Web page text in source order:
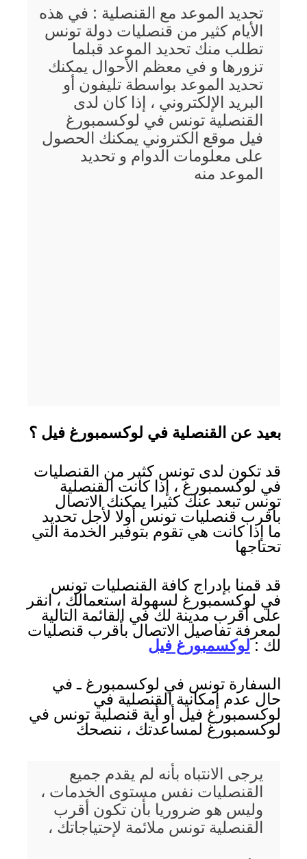
تحديد الموعد مع القنصلية : في هذه
الأيام كثير من قنصليات دولة تونس
تطلب منك تحديد الموعد قبلما
تزورها و في معظم الأحوال يمكنك
تحديد الموعد بواسطة تليفون أو
البريد الإلكتروني ، إذا كان لدى
القنصلية تونس في لوكسمبورغ
فيل موقع الكتروني يمكنك الحصول
على معلومات الدوام و تحديد
الموعد منه
بعيد عن القنصلية في لوكسمبورغ فيل ؟
قد تكون لدى تونس كثير من القنصليات
في لوكسمبورغ ، إذا كانت القنصلية
تونس تبعد عنك كثيرا يمكنك الاتصال
بأقرب قنصليات تونس أولا لأجل تحديد
ما إذا كانت هي تقوم بتوفير الخدمة التي
تحتاجها
قد قمنا بإدراج كافة القنصليات تونس
في لوكسمبورغ لسهولة استعمالك ، انقر
على أقرب مدينة لك في القائمة التالية
لمعرفة تفاصيل الاتصال بأقرب قنصليات
لك :لوكسمبورغ فيل
السفارة تونس في لوكسمبورغ ـ في
حال عدم إمكانية القنصلية في
لوكسمبورغ فيل أو أية قنصلية تونس في
لوكسمبورغ لمساعدتك ، ننصحك
يرجى الانتباه بأنه لم يقدم جميع
القنصليات نفس مستوى الخدمات ،
وليس هو ضروريا بأن تكون أقرب
القنصلية تونس ملائمة لإحتياجاتك ،